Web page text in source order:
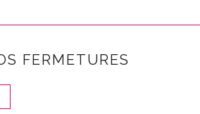
FERMETURES